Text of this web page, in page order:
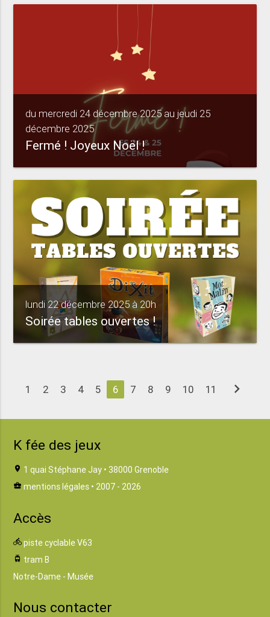
du mercredi 24 décembre 2025 au jeudi 25
décembre 2025
Fermé ! Joyeux Noël !
lundi 22 décembre 2025 à 20h
Soirée tables ouvertes !
1 2 3 4 5 6 7 8 9 10 11 chevron_right
K fée des jeux
location_on 1 quai Stéphane Jay • 38000 Grenoble
business_center mentions légales • 2007 - 2026
Accès
directions_bike piste cyclable V63
tram tram B
Notre-Dame - Musée
Nous contacter